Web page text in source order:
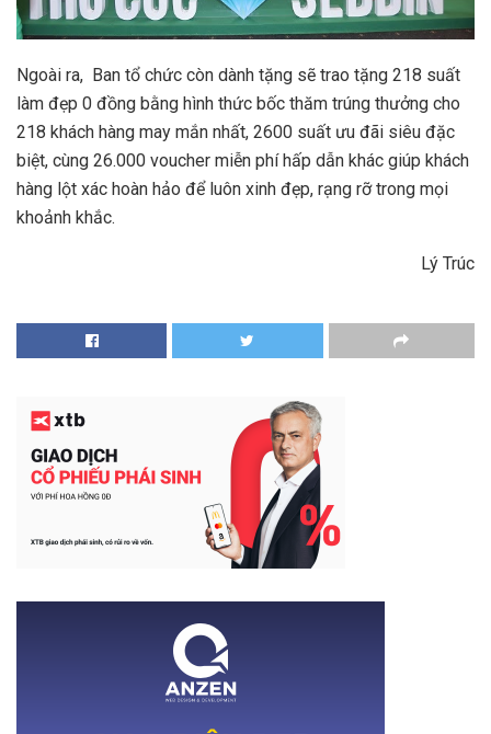
Ngoài ra, Ban tổ chức còn dành tặng sẽ trao tặng 218 suất
làm đẹp 0 đồng bằng hình thức bốc thăm trúng thưởng cho
218 khách hàng may mắn nhất, 2600 suất ưu đãi siêu đặc
biệt, cùng 26.000 voucher miễn phí hấp dẫn khác giúp khách
hàng lột xác hoàn hảo để luôn xinh đẹp, rạng rỡ trong mọi
khoảnh khắc.
Lý Trúc